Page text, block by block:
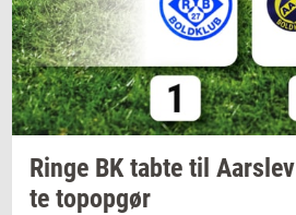
Ringe BK tabte til Aars­lev
te topop­gør